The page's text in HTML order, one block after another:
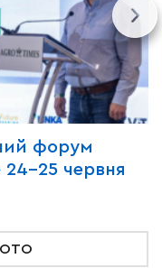
форум
25 червня